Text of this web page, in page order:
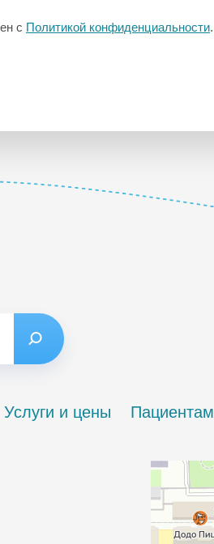
с Политикой конфиденциальности.
Услуги и цены Пациентам